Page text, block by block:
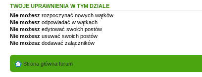
TWOJE UPRAWNIENIA W TYM DZIALE
Nie możesz rozpoczynać nowych wątków
Nie możesz odpowiadać w wątkach
Nie możesz edytować swoich postów
Nie możesz usuwać swoich postów
Nie możesz dodawać załączników
Strona główna forum